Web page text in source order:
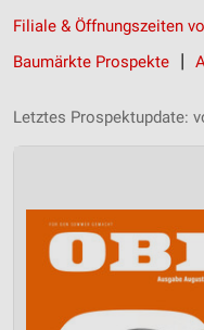
Filiale & Öffnungszeiten
Baumärkte Prospekte
Letztes Prospektupdate: